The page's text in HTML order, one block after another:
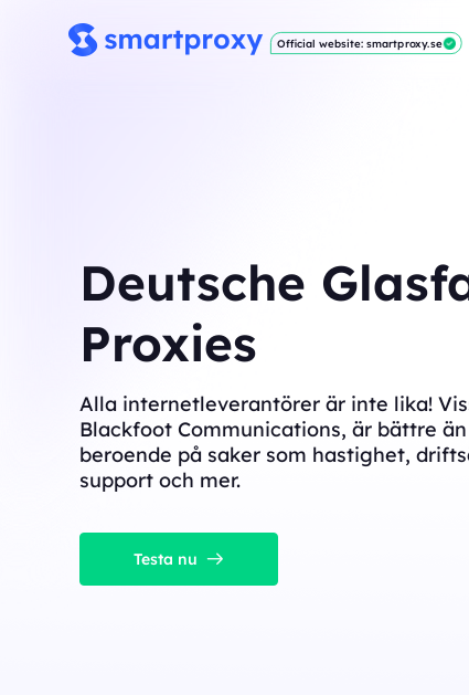
Official website: smartproxy.se
Deutsche
Proxies
Alla internetleverantörer är inte lika!
Blackfoot Communications, är bättre
beroende på saker som hastighet,
support och mer.
Testa nu